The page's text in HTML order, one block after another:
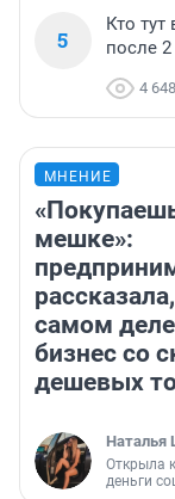
5
Кто тут
после 2
4 648
МНЕНИЕ
мешке»:
самом
бизнес со
дешевых
Наталья
Открыла
деньги